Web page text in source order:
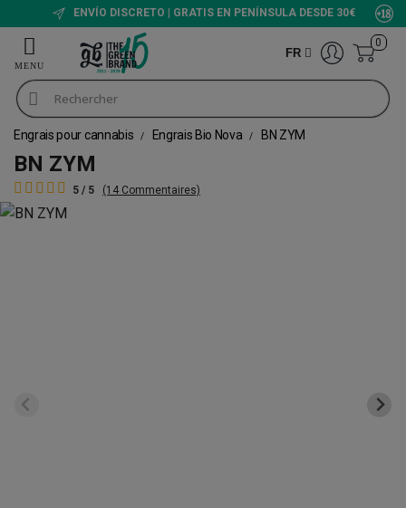
ENVÍO DISCRETO | GRATIS EN PENÍNSULA DESDE 30€
FR
0
Engrais pour cannabis Engrais Bio Nova BN ZYM
BN ZYM
5 / 5 (14 Commentaires)